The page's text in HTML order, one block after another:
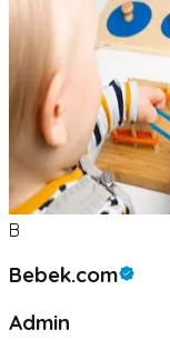
B
Bebek.com
Admin